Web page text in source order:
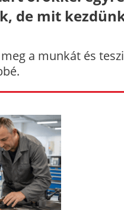
de mit
a munkát és